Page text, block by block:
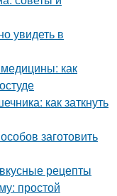
увидеть в
как
как заткнуть
заготовить
рецепты
простой